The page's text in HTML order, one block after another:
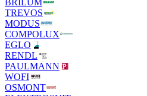
BRILUM
TREVOS
MODUS
COMPOLUX
EGLO
RENDL
PAULMANN
WOFI
OSMONT